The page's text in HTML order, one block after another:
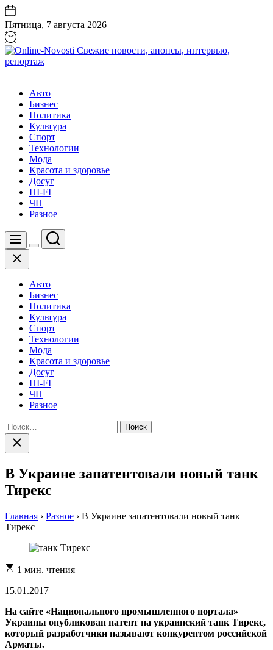
Перейти
к
содержанию
Пятница, 7 августа 2026
Свежие
новости,
анонсы,
интервью,
репортаж
Авто
Бизнес
Политика
Культура
Спорт
Технологии
Мода
Красота и здоровье
Досуг
HI-FI
ЧП
Разное
Меню
Цвет
Поиск
Закрыть
Авто
Бизнес
Политика
Культура
Спорт
Технологии
Мода
Красота и здоровье
Досуг
HI-FI
ЧП
Разное
Найти:
Закрыть
поиск
В Украине запатентовали новый танк
Тирекс
Главная › Разное › В Украине запатентовали новый танк
Тирекс
Расчетное
чтения
1 мин. чтения
15.01.2017
На сайте «Национального промышленного портала»
Украины опубликован патент на украинский танк Тирекс,
который разработчики называют конкурентом российской
Арматы.